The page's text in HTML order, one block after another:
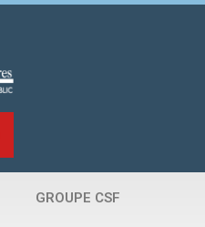
GROUPE CSF